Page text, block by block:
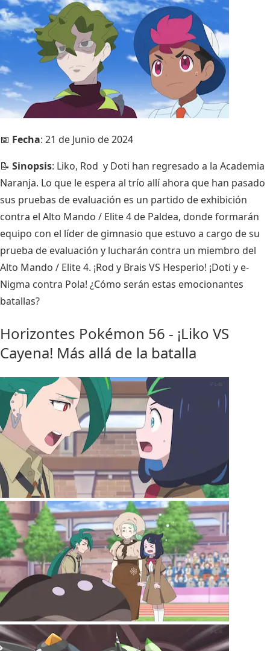
📅 Fecha: 21 de Junio de 2024
📝 Sinopsis: Liko, Rod y Doti han regresado a la Academia
Naranja. Lo que le espera al trío allí ahora que han pasado
sus pruebas de evaluación es un partido de exhibición
contra el Alto Mando / Elite 4 de Paldea, donde formarán
equipo con el líder de gimnasio que estuvo a cargo de su
prueba de evaluación y lucharán contra un miembro del
Alto Mando / Elite 4. ¡Rod y Brais VS Hesperio! ¡Doti y e-
Nigma contra Pola! ¿Cómo serán estas emocionantes
batallas?
Horizontes Pokémon 56 - ¡Liko VS
Cayena! Más allá de la batalla